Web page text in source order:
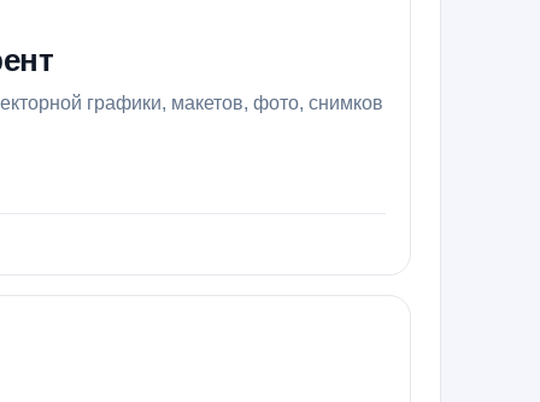
графики, макетов, фото, снимков